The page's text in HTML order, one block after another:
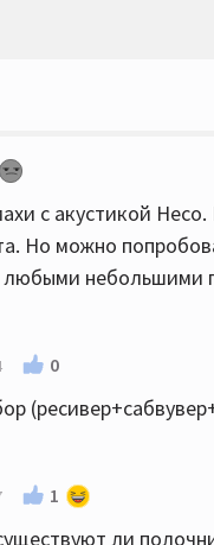
с акустикой
Но можно
любыми
0
1
ли